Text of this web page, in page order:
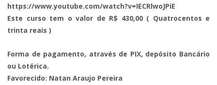
https://www.youtube.com/watch?v=IECRlwoJPiE
Este curso tem o valor de R$ 430,00 ( Quatrocentos e
trinta reais )
Forma de pagamento, através de PIX, depósito Bancário
ou Lotérica.
Favorecido: Natan Araujo Pereira